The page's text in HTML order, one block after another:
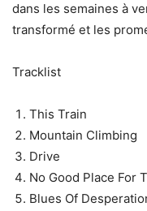
dans les semaines à
transformé et les
Tracklist
This Train
Mountain Climbing
Drive
No Good Place For
Blues Of